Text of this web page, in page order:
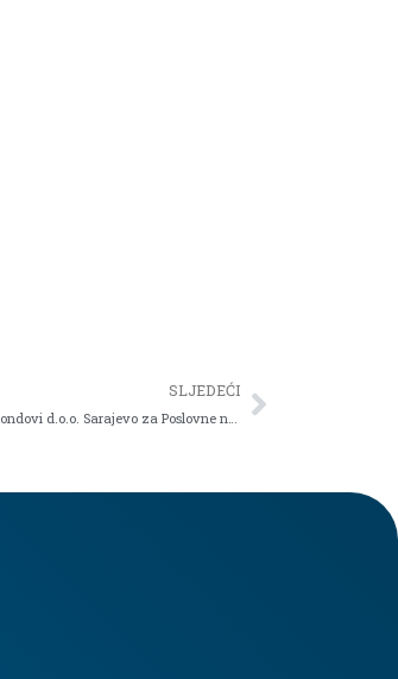
SLJEDEĆI
Intervju sa Jurešić Slavenom, članom Uprave društva Triglav Fondovi d.o.o. Sarajevo za Poslovne novine